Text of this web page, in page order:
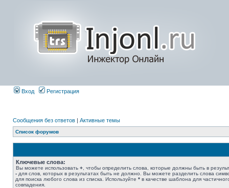
Вход Регистрация
Сообщения без ответов | Активные темы
Список форумов
Ключевые слова:
Вы можете использовать + , чтобы определить слова, которые должны быть в
- для слов, которых в результатах быть не должно. Вы можете разделить слова
для поиска любого слова из списка. Используйте * в качестве шаблона для
совпадения.